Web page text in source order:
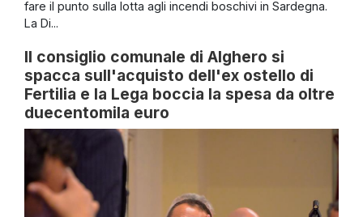
fare il punto sulla lotta agli incendi boschivi in Sardegna.
La Di...
Il consiglio comunale di Alghero si
spacca sull'acquisto dell'ex ostello di
Fertilia e la Lega boccia la spesa da oltre
duecentomila euro